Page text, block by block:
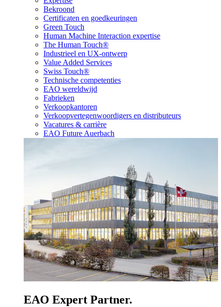
Bekroond
Certificaten en goedkeuringen
Green Touch
Human Machine Interaction expertise
The Human Touch®
Industrieel en UX-ontwerp
Value Added Services
Swiss Touch®
Technische competenties
EAO wereldwijd
Fabrieken
Verkoopkantoren
Verkoopvertegenwoordigers en distributeurs
Vacatures & carrière
EAO Future Auerbach
EAO Expert Partner.